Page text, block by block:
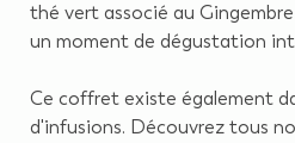
thé vert associé au
un moment de dégustation
Ce coffret existe également
d'infusions. Découvrez tous